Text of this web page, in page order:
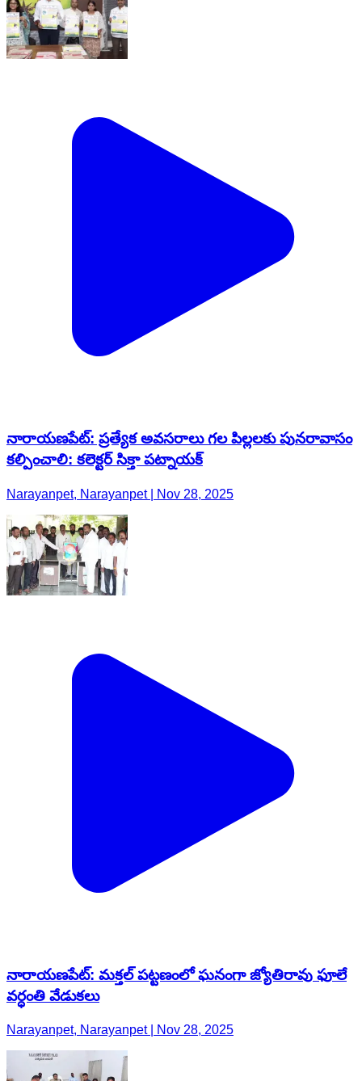
నారాయణపేట్: ప్రత్యేక అవసరాలు గల పిల్లలకు పునరావాసం
కల్పించాలి: కలెక్టర్ సిక్తా పట్నాయక్
Narayanpet, Narayanpet | Nov 28, 2025
నారాయణపేట్: మక్తల్ పట్టణంలో ఘనంగా జ్యోతిరావు ఫూలే
వర్ధంతి వేడుకలు
Narayanpet, Narayanpet | Nov 28, 2025